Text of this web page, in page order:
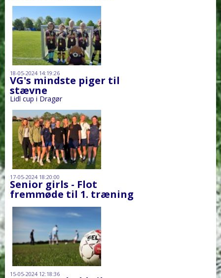
18-05-2024 14:19:26
VG's mindste piger til
stævne
Lidl cup i Dragør
17-05-2024 18:20:00
Senior girls - Flot
fremmøde til 1. træning
15-05-2024 12:18:36